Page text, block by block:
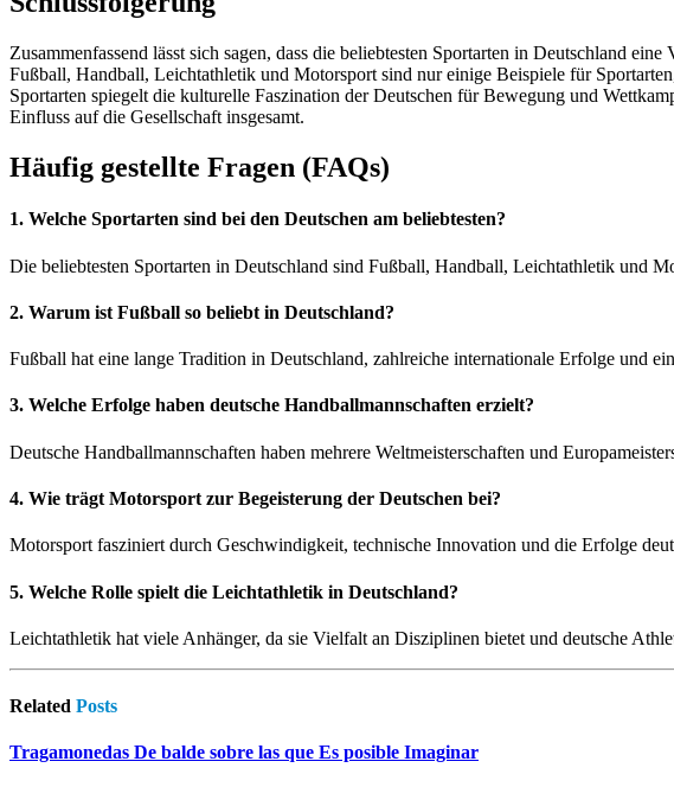
Zusammenfassend lässt sich sagen, dass die beliebtesten Sportarten in Deutschland
Fußball, Handball, Leichtathletik und Motorsport sind nur einige Beispiele für
Sportarten spiegelt die kulturelle Faszination der Deutschen für Bewegung und
Einfluss auf die Gesellschaft insgesamt.
Häufig gestellte Fragen (FAQs)
1. Welche Sportarten sind bei den Deutschen am beliebtesten?
Die beliebtesten Sportarten in Deutschland sind Fußball, Handball, Leichtathletik und
2. Warum ist Fußball so beliebt in Deutschland?
Fußball hat eine lange Tradition in Deutschland, zahlreiche internationale Erfolge und
3. Welche Erfolge haben deutsche Handballmannschaften erzielt?
Deutsche Handballmannschaften haben mehrere Weltmeisterschaften und
4. Wie trägt Motorsport zur Begeisterung der Deutschen bei?
Motorsport fasziniert durch Geschwindigkeit, technische Innovation und die Erfolge
5. Welche Rolle spielt die Leichtathletik in Deutschland?
Leichtathletik hat viele Anhänger, da sie Vielfalt an Disziplinen bietet und deutsche
Related Posts
Tragamonedas De balde sobre las que Es posible Imaginar